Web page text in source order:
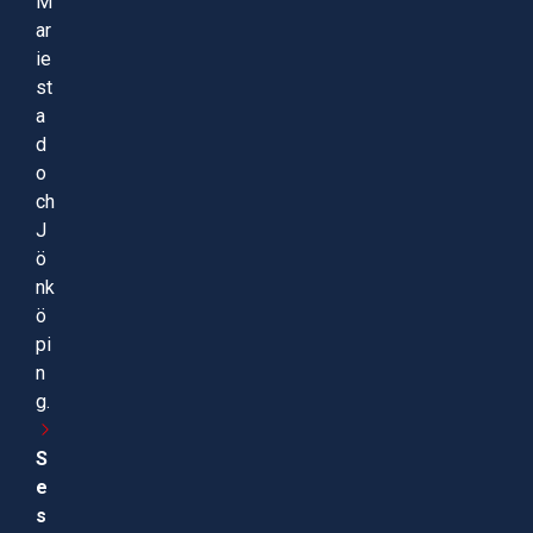
ar
ie
st
a
d
o
ch
J
ö
nk
ö
pi
n
g.
S
e
s